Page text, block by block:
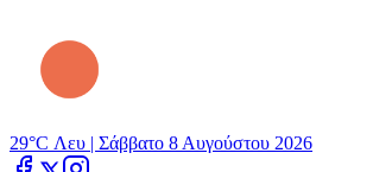
29°C Λευ | Σάββατο 8 Αυγούστου 2026